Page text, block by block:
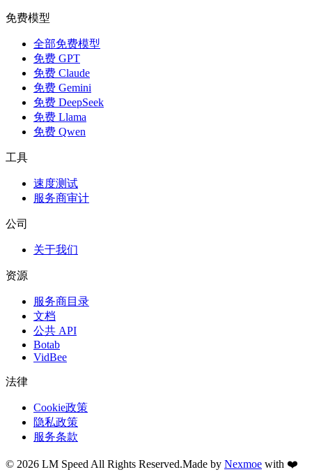
免费模型
全部免费模型
免费 GPT
免费 Claude
免费 Gemini
免费 DeepSeek
免费 Llama
免费 Qwen
工具
速度测试
服务商审计
公司
关于我们
资源
服务商目录
文档
公共 API
Botab
VidBee
法律
Cookie政策
隐私政策
服务条款
© 2026 LM Speed All Rights Reserved.Made by Nexmoe with ❤️